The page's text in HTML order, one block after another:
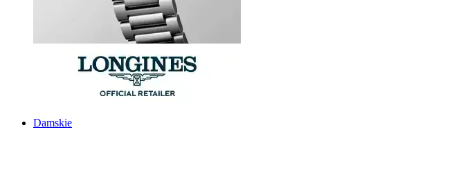
Damskie